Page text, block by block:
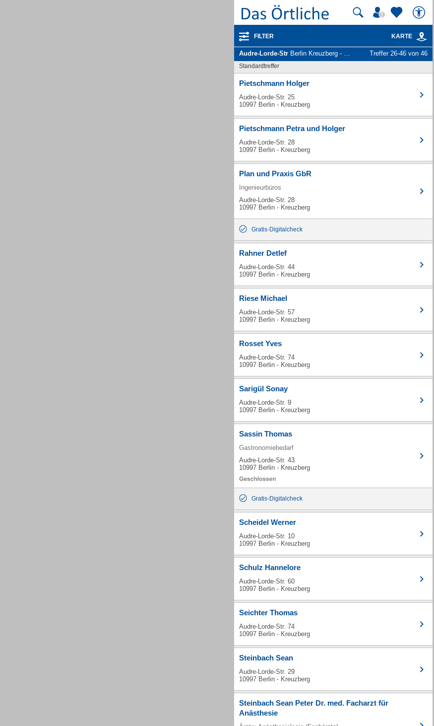
FILTER KARTE
Audre-Lorde-Str Berlin Kreuzberg - Unternehmen und Personen Treffer 26-46 von 46
Standardtreffer
Pietschmann Holger
Audre-Lorde-Str. 25
10997 Berlin - Kreuzberg
Pietschmann Petra und Holger
Audre-Lorde-Str. 28
10997 Berlin - Kreuzberg
Plan und Praxis GbR
Ingenieurbüros
Audre-Lorde-Str. 28
10997 Berlin - Kreuzberg
Gratis-Digitalcheck
Rahner Detlef
Audre-Lorde-Str. 44
10997 Berlin - Kreuzberg
Riese Michael
Audre-Lorde-Str. 57
10997 Berlin - Kreuzberg
Rosset Yves
Audre-Lorde-Str. 74
10997 Berlin - Kreuzberg
Sarigül Sonay
Audre-Lorde-Str. 9
10997 Berlin - Kreuzberg
Sassin Thomas
Gastronomiebedarf
Audre-Lorde-Str. 43
10997 Berlin - Kreuzberg
Gratis-Digitalcheck
Scheidel Werner
Audre-Lorde-Str. 10
10997 Berlin - Kreuzberg
Schulz Hannelore
Audre-Lorde-Str. 60
10997 Berlin - Kreuzberg
Seichter Thomas
Audre-Lorde-Str. 74
10997 Berlin - Kreuzberg
Steinbach Sean
Audre-Lorde-Str. 29
10997 Berlin - Kreuzberg
Steinbach Sean Peter Dr. med. Facharzt für
Anästhesie